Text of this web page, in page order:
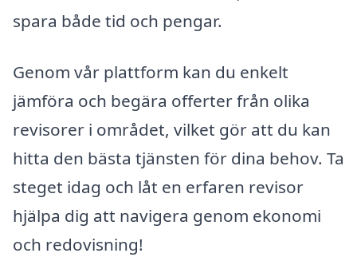
spara både tid och pengar.
Genom vår plattform kan du enkelt
jämföra och begära offerter från olika
revisorer i området, vilket gör att du kan
hitta den bästa tjänsten för dina behov. Ta
steget idag och låt en erfaren revisor
hjälpa dig att navigera genom ekonomi
och redovisning!